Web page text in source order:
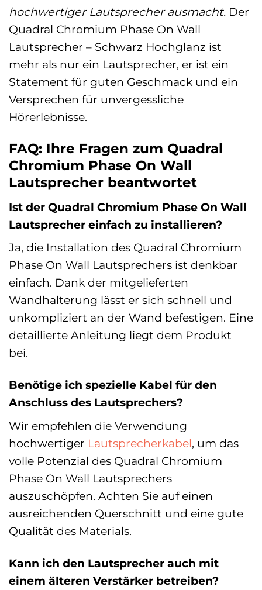
hochwertiger Lautsprecher ausmacht. Der
Quadral Chromium Phase On Wall
Lautsprecher – Schwarz Hochglanz ist
mehr als nur ein Lautsprecher, er ist ein
Statement für guten Geschmack und ein
Versprechen für unvergessliche
Hörerlebnisse.
FAQ: Ihre Fragen zum Quadral
Chromium Phase On Wall
Lautsprecher beantwortet
Ist der Quadral Chromium Phase On Wall
Lautsprecher einfach zu installieren?
Ja, die Installation des Quadral Chromium
Phase On Wall Lautsprechers ist denkbar
einfach. Dank der mitgelieferten
Wandhalterung lässt er sich schnell und
unkompliziert an der Wand befestigen. Eine
detaillierte Anleitung liegt dem Produkt
bei.
Benötige ich spezielle Kabel für den
Anschluss des Lautsprechers?
Wir empfehlen die Verwendung
hochwertiger Lautsprecherkabel, um das
volle Potenzial des Quadral Chromium
Phase On Wall Lautsprechers
auszuschöpfen. Achten Sie auf einen
ausreichenden Querschnitt und eine gute
Qualität des Materials.
Kann ich den Lautsprecher auch mit
einem älteren Verstärker betreiben?